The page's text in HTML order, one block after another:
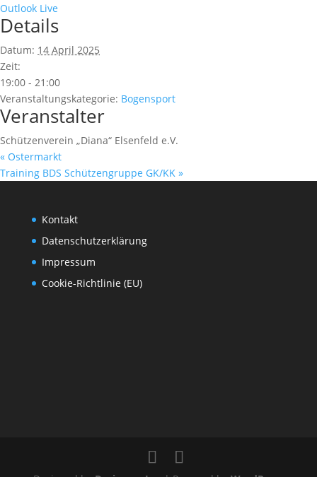
Outlook Live
Details
Datum: 14 April 2025
Zeit:
19:00 - 21:00
Veranstaltungskategorie: Bogensport
Veranstalter
Schützenverein „Diana“ Elsenfeld e.V.
« Ostermarkt
Training BDS Schützengruppe GK/KK »
Kontakt
Datenschutzerklärung
Impressum
Cookie-Richtlinie (EU)